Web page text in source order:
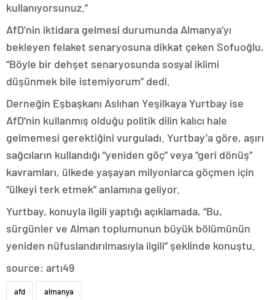
kullanıyorsunuz.”
AfD’nin iktidara gelmesi durumunda Almanya’yı
bekleyen felaket senaryosuna dikkat çeken Sofuoğlu,
“Böyle bir dehşet senaryosunda sosyal iklimi
düşünmek bile istemiyorum” dedi.
Derneğin Eşbaşkanı Aslıhan Yeşilkaya Yurtbay ise
AfD’nin kullanmış olduğu politik dilin kalıcı hale
gelmemesi gerektiğini vurguladı. Yurtbay’a göre, aşırı
sağcıların kullandığı “yeniden göç” veya “geri dönüş”
kavramları, ülkede yaşayan milyonlarca göçmen için
“ülkeyi terk etmek” anlamına geliyor.
Yurtbay, konuyla ilgili yaptığı açıklamada, “Bu,
sürgünler ve Alman toplumunun büyük bölümünün
yeniden nüfuslandırılmasıyla ilgili” şeklinde konuştu.
source: artı49
afd almanya